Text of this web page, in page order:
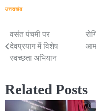
उत्तराखंड
Post
navigation
वसंत पंचमी पर
देवप्रयाग में विशेष
स्वच्छता अभियान
आम
Related Posts